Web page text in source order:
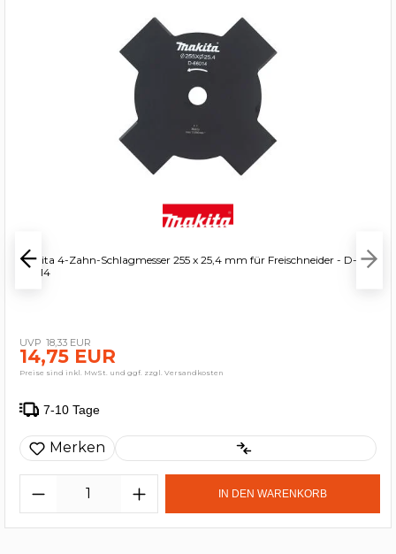
Makita 4-Zahn-Schlagmesser 255 x 25,4 mm für Freischneider - D-
66014
18,33 EUR
14,75 EUR
Preise sind inkl. MwSt. und ggf. zzgl. Versandkosten
7-10 Tage
Merken
IN DEN WARENKORB